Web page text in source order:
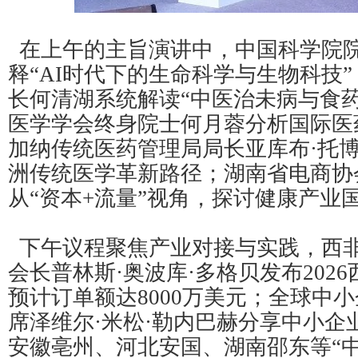
在上午的主旨演讲中，中国科学院
释“AI时代下的生命科学与生物科技
长何清湖系统解读“中医治未病与食
医学学会终身院士何月蓉分析国际
加纳传统医药管理局局长亚库布·托
洲传统医学革新路径；湖南省电商
从“资本+流量”视角，探讨健康产业
下午议程聚焦产业对接与实践，西
会长普林斯·奥波库·多格贝发布
预计订单额达8000万美元；全球中
席泽维尔·米松·勒内巴赫分享中小
安徽亳州、河北安国、湖南邵东等“